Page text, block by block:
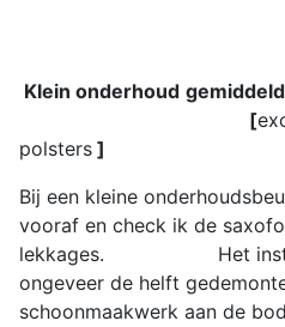
Klein onderhoud
[
polsters ]
Bij een kleine
vooraf en check ik de
lekkages. Het
ongeveer de helft
schoonmaakwerk aan de